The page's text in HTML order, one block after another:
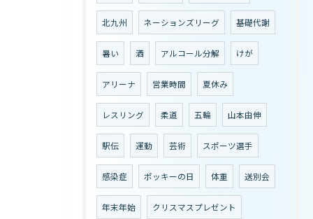
北九州 ネーションズリーグ 基礎代謝
暑い 酒 アルコール分解 けが
アリーナ 営業時間 夏休み
レスリング 柔道 五輪 山本由伸
駅伝 運動 芸術 スポーツ選手
感染症 ポッキーの日 体重 送別会
年末年始 クリスマスプレゼント